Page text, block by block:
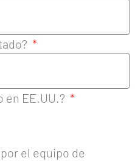
en EE.UU.?
el equipo de